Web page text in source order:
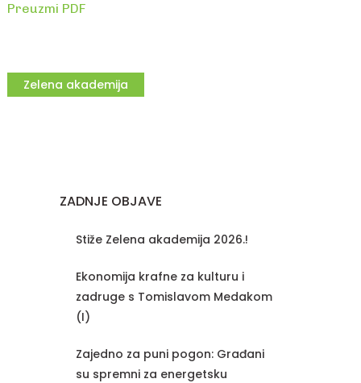
Preuzmi PDF
Zelena akademija
ZADNJE OBJAVE
Stiže Zelena akademija 2026.!
Ekonomija krafne za kulturu i
zadruge s Tomislavom Medakom
(I)
Zajedno za puni pogon: Građani
su spremni za energetsku